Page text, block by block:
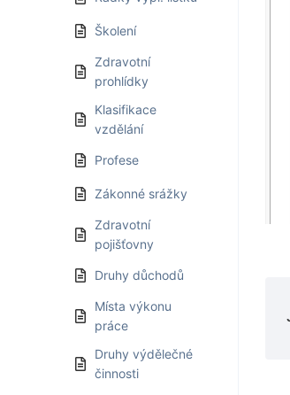
Školení
Zdravotní
prohlídky
Klasifikace
vzdělání
Profese
Zákonné srážky
Zdravotní
pojišťovny
Druhy důchodů
Místa výkonu
práce
Druhy výdělečné
činnosti